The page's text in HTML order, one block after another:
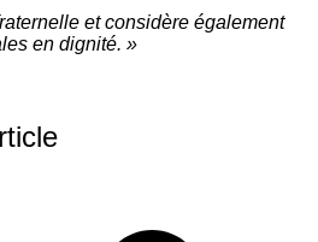
et considère également
en dignité. »